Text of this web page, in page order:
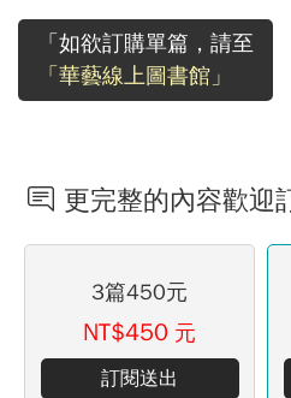
「如欲訂購單篇，請至
「華藝線上圖書館」
更完整的內容歡迎
3篇450元
NT$450 元
訂閱送出